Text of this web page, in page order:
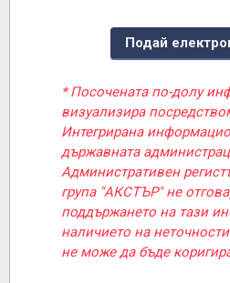
Подай
* Посочената по-долу
визуализира
Интегрирана
държавната
Административен
група "АКСТЪР" не
поддържането на тази
наличието на
не може да бъде